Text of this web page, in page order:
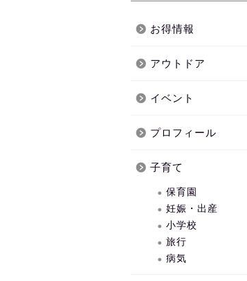
お得情報
アウトドア
イベント
プロフィール
子育て
保育園
妊娠・出産
小学校
旅行
病気